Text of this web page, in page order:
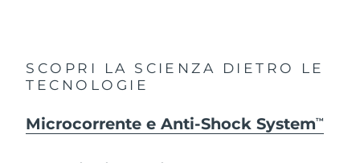
SCOPRI LA SCIENZA DIETRO LE
TECNOLOGIE
Microcorrente e Anti-Shock SystemTM
Libano
Lituania Consegna stimata8/9/26